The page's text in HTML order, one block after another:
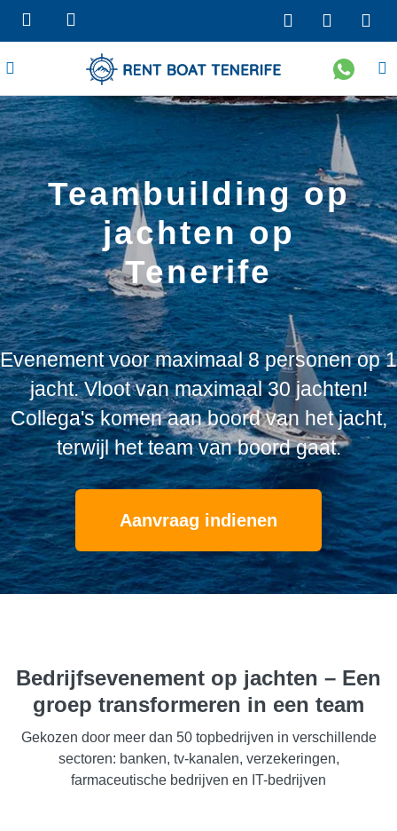
Teambuilding op
jachten op
Tenerife
Evenement voor maximaal 8 personen op 1
jacht. Vloot van maximaal 30 jachten!
Collega's komen aan boord van het jacht,
terwijl het team van boord gaat.
Aanvraag indienen
Bedrijfsevenement op jachten – Een
groep transformeren in een team
Gekozen door meer dan 50 topbedrijven in verschillende
sectoren: banken, tv-kanalen, verzekeringen,
farmaceutische bedrijven en IT-bedrijven